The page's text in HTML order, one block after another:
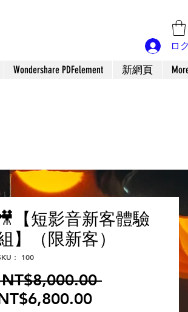
Wondershare PDFelement 新網頁
ロ
【短影音新客體驗
】（限新客）
： 100
通常価格
セール価格